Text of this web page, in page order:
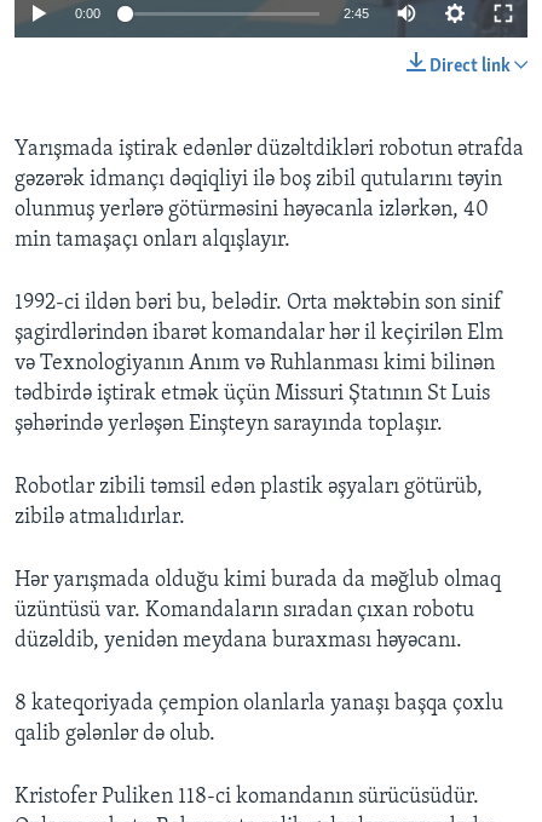
Dillər
0:00 2:45
Direct link
Yarışmada iştirak edənlər düzəltdikləri robotun ətrafda
gəzərək idmançı dəqiqliyi ilə boş zibil qutularını təyin
olunmuş yerlərə götürməsini həyəcanla izlərkən, 40
min tamaşaçı onları alqışlayır.
1992-ci ildən bəri bu, belədir. Orta məktəbin son sinif
şagirdlərindən ibarət komandalar hər il keçirilən Elm
və Texnologiyanın Anım və Ruhlanması kimi bilinən
tədbirdə iştirak etmək üçün Missuri Ştatının St Luis
şəhərində yerləşən Einşteyn sarayında toplaşır.
Robotlar zibili təmsil edən plastik əşyaları götürüb,
zibilə atmalıdırlar.
Hər yarışmada olduğu kimi burada da məğlub olmaq
üzüntüsü var. Komandaların sıradan çıxan robotu
düzəldib, yenidən meydana buraxması həyəcanı.
8 kateqoriyada çempion olanlarla yanaşı başqa çoxlu
qalib gələnlər də olub.
Kristofer Puliken 118-ci komandanın sürücüsüdür.